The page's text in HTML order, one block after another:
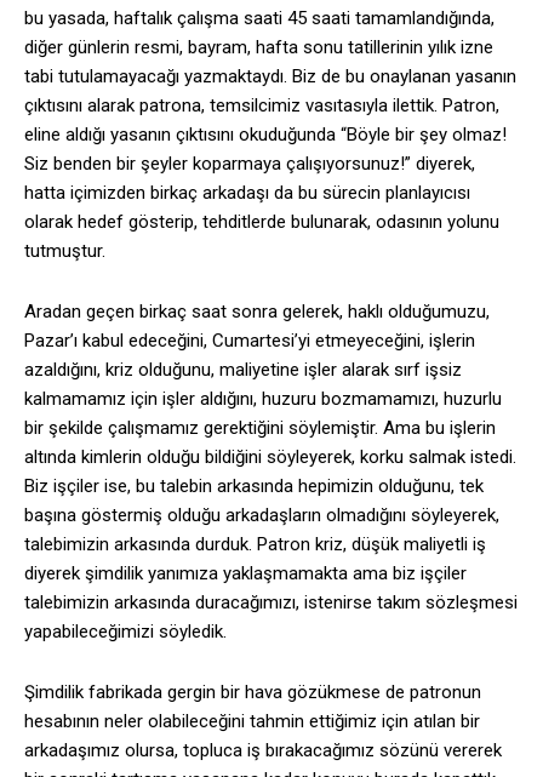
bu yasada, haftalık çalışma saati 45 saati tamamlandığında,
diğer günlerin resmi, bayram, hafta sonu tatillerinin yılık izne
tabi tutulamayacağı yazmaktaydı. Biz de bu onaylanan yasanın
çıktısını alarak patrona, temsilcimiz vasıtasıyla ilettik. Patron,
eline aldığı yasanın çıktısını okuduğunda “Böyle bir şey olmaz!
Siz benden bir şeyler koparmaya çalışıyorsunuz!” diyerek,
hatta içimizden birkaç arkadaşı da bu sürecin planlayıcısı
olarak hedef gösterip, tehditlerde bulunarak, odasının yolunu
tutmuştur.
Aradan geçen birkaç saat sonra gelerek, haklı olduğumuzu,
Pazar’ı kabul edeceğini, Cumartesi’yi etmeyeceğini, işlerin
azaldığını, kriz olduğunu, maliyetine işler alarak sırf işsiz
kalmamamız için işler aldığını, huzuru bozmamamızı, huzurlu
bir şekilde çalışmamız gerektiğini söylemiştir. Ama bu işlerin
altında kimlerin olduğu bildiğini söyleyerek, korku salmak istedi.
Biz işçiler ise, bu talebin arkasında hepimizin olduğunu, tek
başına göstermiş olduğu arkadaşların olmadığını söyleyerek,
talebimizin arkasında durduk. Patron kriz, düşük maliyetli iş
diyerek şimdilik yanımıza yaklaşmamakta ama biz işçiler
talebimizin arkasında duracağımızı, istenirse takım sözleşmesi
yapabileceğimizi söyledik.
Şimdilik fabrikada gergin bir hava gözükmese de patronun
hesabının neler olabileceğini tahmin ettiğimiz için atılan bir
arkadaşımız olursa, topluca iş bırakacağımız sözünü vererek